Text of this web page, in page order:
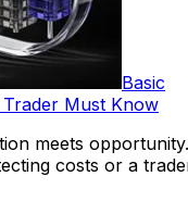
Basic
Must Know
meets opportunity.
costs or a